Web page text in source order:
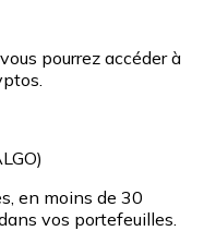
pourrez accéder à
en moins de 30
vos portefeuilles.